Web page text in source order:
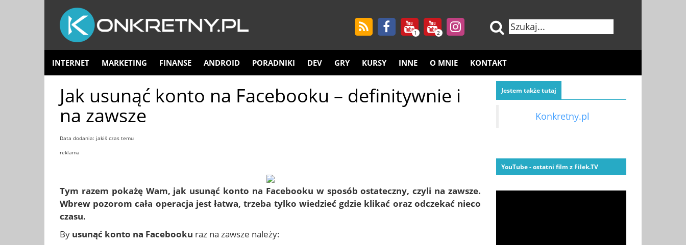
1 2
INTERNET MARKETING FINANSE ANDROID PORADNIKI DEV GRY KURSY INNE O MNIE KONTAKT
Jak usunąć konto na Facebooku – definitywnie i
na zawsze
Data dodania: jakiś czas temu
reklama
Tym razem pokażę Wam, jak usunąć konto na Facebooku w sposób ostateczny, czyli na zawsze.
Wbrew pozorom cała operacja jest łatwa, trzeba tylko wiedzieć gdzie klikać oraz odczekać nieco
czasu.
By usunąć konto na Facebooku raz na zawsze należy:
Jestem także tutaj
Konkretny.pl
YouTube - ostatni film z Filek.TV